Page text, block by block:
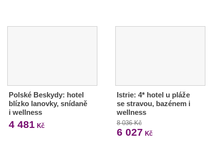
Polské Beskydy: hotel
blízko lanovky, snídaně
i wellness
4 481 Kč
Istrie: 4* hotel u pláže
se stravou, bazénem i
wellness
8 036 Kč
6 027 Kč